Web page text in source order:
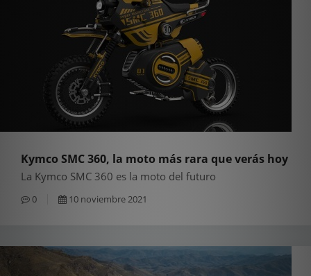
Kymco SMC 360, la moto más rara que verás hoy
La Kymco SMC 360 es la moto del futuro
0 10 noviembre 2021